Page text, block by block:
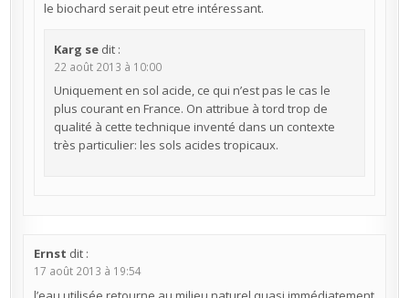
le biochard serait peut etre intéressant.
Karg se dit :
22 août 2013 à 10:00
Uniquement en sol acide, ce qui n’est pas le cas le
plus courant en France. On attribue à tord trop de
qualité à cette technique inventé dans un contexte
très particulier: les sols acides tropicaux.
Ernst dit :
17 août 2013 à 19:54